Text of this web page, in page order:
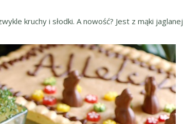
kruchy i słodki. A nowość? Jest z mąki